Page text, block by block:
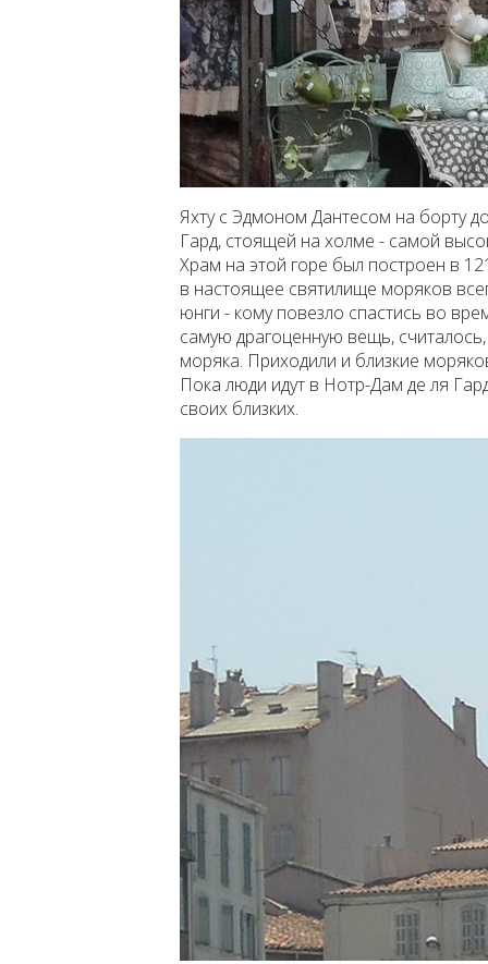
Яхту с Эдмоном Дантесом на борту
Гард, стоящей на холме - самой
Храм на этой горе был построен в
в настоящее святилище моряков
юнги - кому повезло спастись во
самую драгоценную вещь,
моряка. Приходили и близкие
Пока люди идут в Нотр-Дам де ля
своих близких.